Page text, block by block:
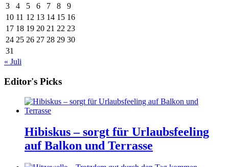
3
4 5 6 7 8
9
10 11 12 13 14 15 16
17 18 19 20 21 22 23
24 25 26 27 28 29 30
31
« Juli
Editor's Picks
Hibiskus – sorgt für Urlaubsfeeling
auf Balkon und Terrasse